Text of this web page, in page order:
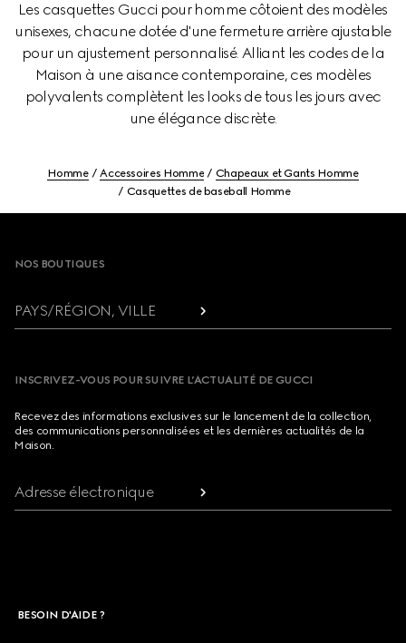
Les casquettes Gucci pour homme côtoient des modèles
unisexes, chacune dotée d'une fermeture arrière ajustable
pour un ajustement personnalisé. Alliant les codes de la
Maison à une aisance contemporaine, ces modèles
polyvalents complètent les looks de tous les jours avec
une élégance discrète.
Homme Accessoires Homme
Chapeaux et Gants Homme
Casquettes de baseball Homme
NOS BOUTIQUES
PAYS/RÉGION, VILLE
INSCRIVEZ-VOUS POUR SUIVRE L’ACTUALITÉ DE GUCCI
Recevez des informations exclusives sur le lancement de la collection,
des communications personnalisées et les dernières actualités de la
Maison.
Adresse électronique
BESOIN D'AIDE ?